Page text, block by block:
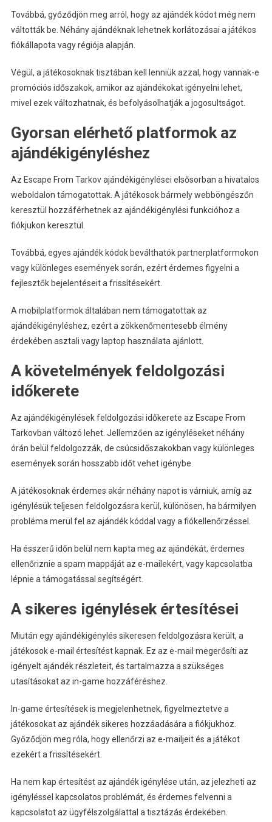
Továbbá, győződjön meg arról, hogy az ajándék kódot még nem
váltották be. Néhány ajándéknak lehetnek korlátozásai a játékos
fiókállapota vagy régiója alapján.
Végül, a játékosoknak tisztában kell lenniük azzal, hogy vannak-e
promóciós időszakok, amikor az ajándékokat igényelni lehet,
mivel ezek változhatnak, és befolyásolhatják a jogosultságot.
Gyorsan elérhető platformok az
ajándékigényléshez
Az Escape From Tarkov ajándékigénylései elsősorban a hivatalos
weboldalon támogatottak. A játékosok bármely webböngészőn
keresztül hozzáférhetnek az ajándékigénylési funkcióhoz a
fiókjukon keresztül.
Továbbá, egyes ajándék kódok beválthatók partnerplatformokon
vagy különleges események során, ezért érdemes figyelni a
fejlesztők bejelentéseit a frissítésekért.
A mobilplatformok általában nem támogatottak az
ajándékigényléshez, ezért a zökkenőmentesebb élmény
érdekében asztali vagy laptop használata ajánlott.
A követelmények feldolgozási
időkerete
Az ajándékigénylések feldolgozási időkerete az Escape From
Tarkovban változó lehet. Jellemzően az igényléseket néhány
órán belül feldolgozzák, de csúcsidőszakokban vagy különleges
események során hosszabb időt vehet igénybe.
A játékosoknak érdemes akár néhány napot is várniuk, amíg az
igénylésük teljesen feldolgozásra kerül, különösen, ha bármilyen
probléma merül fel az ajándék kóddal vagy a fiókellenőrzéssel.
Ha ésszerű időn belül nem kapta meg az ajándékát, érdemes
ellenőriznie a spam mappáját az e-mailekért, vagy kapcsolatba
lépnie a támogatással segítségért.
A sikeres igénylések értesítései
Miután egy ajándékigénylés sikeresen feldolgozásra került, a
játékosok e-mail értesítést kapnak. Ez az e-mail megerősíti az
igényelt ajándék részleteit, és tartalmazza a szükséges
utasításokat az in-game hozzáféréshez.
In-game értesítések is megjelenhetnek, figyelmeztetve a
játékosokat az ajándék sikeres hozzáadására a fiókjukhoz.
Győződjön meg róla, hogy ellenőrzi az e-mailjeit és a játékot
ezekért a frissítésekért.
Ha nem kap értesítést az ajándék igénylése után, az jelezheti az
igényléssel kapcsolatos problémát, és érdemes felvenni a
kapcsolatot az ügyfélszolgálattal a tisztázás érdekében.